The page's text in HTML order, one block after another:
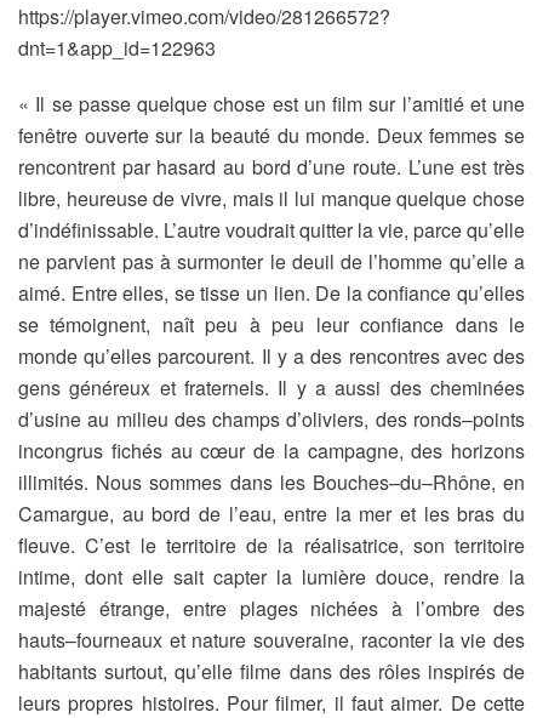
https://player.vimeo.com/video/281266572?
dnt=1&app_id=122963
« Il se passe quelque chose est un film sur l’amitié et une
fenêtre ouverte sur la beauté du monde. Deux femmes se
rencontrent par hasard au bord d’une route. L’une est très
libre, heureuse de vivre, mais il lui manque quelque chose
d’indéfinissable. L’autre voudrait quitter la vie, parce qu’elle
ne parvient pas à surmonter le deuil de l’homme qu’elle a
aimé. Entre elles, se tisse un lien. De la confiance qu’elles
se témoignent, naît peu à peu leur confiance dans le
monde qu’elles parcourent. Il y a des rencontres avec des
gens généreux et fraternels. Il y a aussi des cheminées
d’usine au milieu des champs d’oliviers, des ronds–points
incongrus fichés au cœur de la campagne, des horizons
illimités. Nous sommes dans les Bouches–du–Rhône, en
Camargue, au bord de l’eau, entre la mer et les bras du
fleuve. C’est le territoire de la réalisatrice, son territoire
intime, dont elle sait capter la lumière douce, rendre la
majesté étrange, entre plages nichées à l’ombre des
hauts–fourneaux et nature souveraine, raconter la vie des
habitants surtout, qu’elle filme dans des rôles inspirés de
leurs propres histoires. Pour filmer, il faut aimer. De cette